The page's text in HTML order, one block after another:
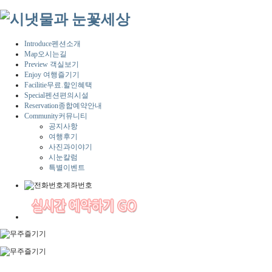
Introduce펜션소개
Map오시는길
Preview 객실보기
Enjoy 여행즐기기
Facilitie무료.할인혜택
Special펜션편의시설
Reservation종합예약안내
Community커뮤니티
공지사항
여행후기
사진과이야기
시눈칼럼
특별이벤트